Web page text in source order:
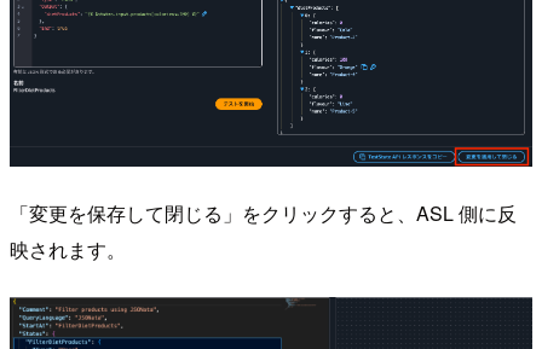
「変更を保存して閉じる」をクリックすると、ASL 側に反
映されます。